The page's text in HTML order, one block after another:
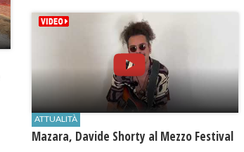
ATTUALITÀ
Mazara, Davide Shorty al Mezzo Festival